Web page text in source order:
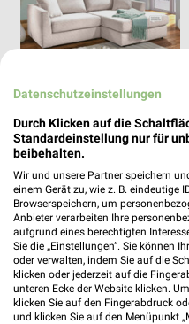
Wohnenpreishits
Gültig bis Fr. 14.08.
XXXLutz
Datenschutzeinstellungen
Durch Klicken auf die
Standardeinstellung nur für
beibehalten.
Wir und unsere Partner speichern
einem Gerät zu, wie z. B. eindeutige
Browserspeichern, um
Anbieter verarbeiten Ihre
aufgrund eines berechtigten
Sie die „Einstellungen“. Sie können
oder verwalten, indem Sie auf die
klicken oder jederzeit auf die
unteren Ecke der Website klicken.
klicken Sie auf den Fingerabdruck
und klicken Sie auf den Menüpunkt